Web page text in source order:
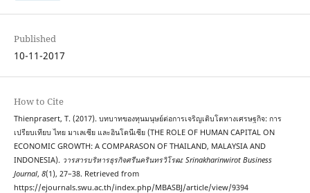
Published
10-11-2017
How to Cite
Thienprasert, T. (2017). บทบาทของทุนมนุษย์ต่อการเจริญเติบโตทางเศรษฐกิจ: การ
เปรียบเทียบ ไทย มาเลเซีย และอินโดนีเซีย (THE ROLE OF HUMAN CAPITAL ON
ECONOMIC GROWTH: A COMPARASON OF THAILAND, MALAYSIA AND
INDONESIA). วารสารบริหารธุรกิจศรีนครินทรวิโรฒ: Srinakharinwirot Business
Journal, 8(1), 27–38. Retrieved from
https://ejournals.swu.ac.th/index.php/MBASBJ/article/view/9394